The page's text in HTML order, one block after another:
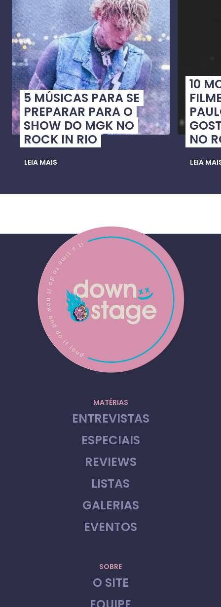
5 MÚSICAS PARA SE
PREPARAR PARA O
SHOW DO MGK NO
ROCK IN RIO
LEIA MAIS
10
NO
LEIA
MATÉRIAS
ENTREVISTAS
ESPECIAIS
REVIEWS
LISTAS
GALERIAS
EVENTOS
SOBRE
O SITE